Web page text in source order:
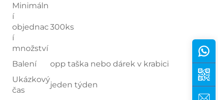
Minimáln
í
objednac
í
množství
300ks
Balení
opp taška nebo dárek v krabici
Ukázkový
čas
jeden týden